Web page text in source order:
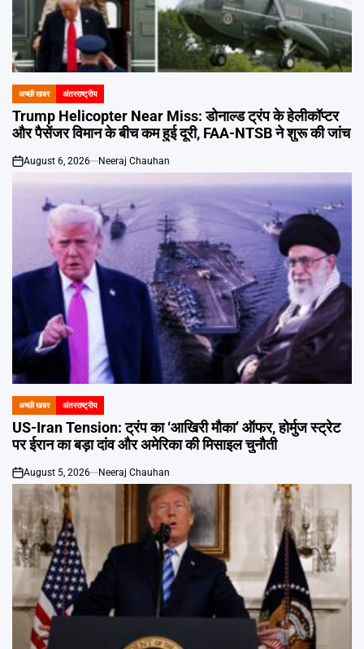
POSTED
IN
अच्छी खबर अंतरराष्ट्रीय
Trump Helicopter Near Miss: डोनाल्ड ट्रंप के हेलीकॉप्टर
और पैसेंजर विमान के बीच कम हुई दूरी, FAA-NTSB ने शुरू की जांच
on
August 6, 2026 Neeraj Chauhan
POSTED
IN
अच्छी खबर अंतरराष्ट्रीय
US-Iran Tension: ट्रंप का ‘आखिरी मौका’ ऑफर, होर्मुज स्ट्रेट
पर ईरान का बड़ा दांव और अमेरिका की मिसाइल चुनौती
on
August 5, 2026 Neeraj Chauhan